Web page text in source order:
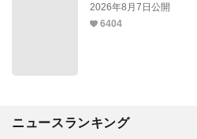
2026年8月7日公開
6404
ニュースランキング